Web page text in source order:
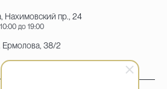
Нахимовский пр., 24
до 19:00
Ермолова, 38/2